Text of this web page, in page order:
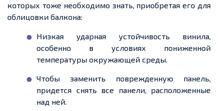
которых тоже необходимо знать, приобретая его для
облицовки балкона:
Низкая ударная устойчивость винила,
особенно в условиях пониженной
температуры окружающей среды.
Чтобы заменить поврежденную панель,
придется снять все панели, расположенные
над ней.